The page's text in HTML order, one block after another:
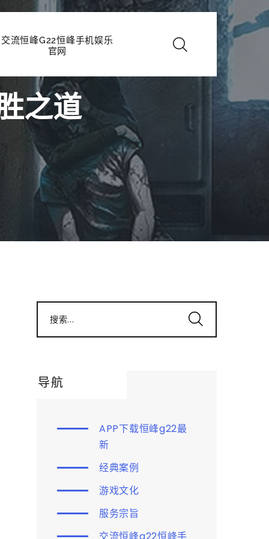
交流恒峰G22恒峰手机娱乐
官网
之道
搜索...
导航
APP下载恒峰g22最
新
经典案例
游戏文化
服务宗旨
交流恒峰g22恒峰手